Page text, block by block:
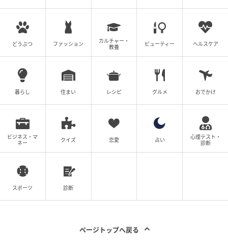
どうぶつ ファッション
カルチャー・
教養
ビューティー ヘルスケア
暮らし 住まい レシピ グルメ おでかけ
ビジネス・マ
ネー
クイズ 恋愛 占い
心理テスト・
診断
スポーツ 診断
ページトップへ戻る